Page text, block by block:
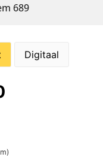
689
Digitaal